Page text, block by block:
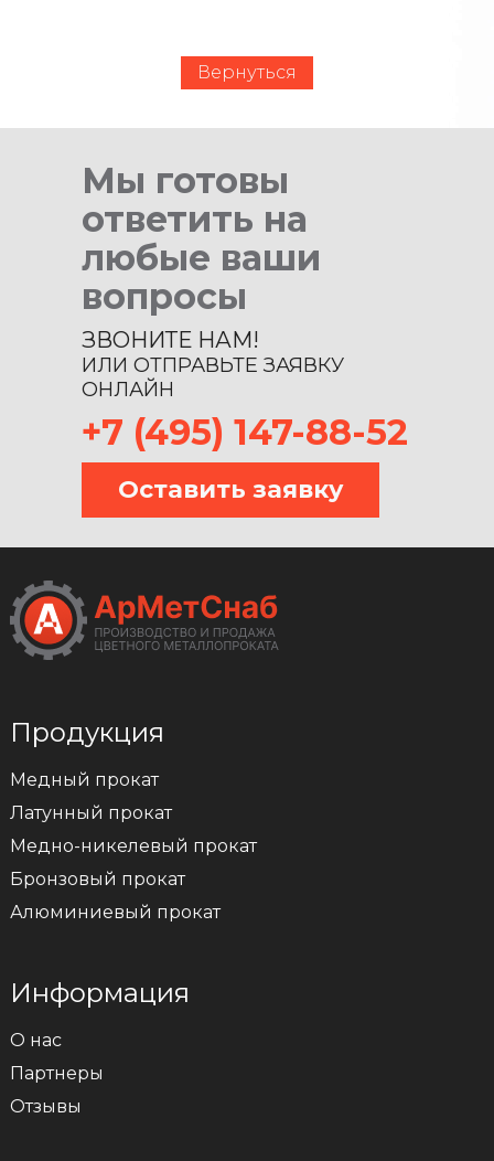
Вернуться
Мы готовы
ответить на
любые ваши
вопросы
ЗВОНИТЕ НАМ!
ИЛИ ОТПРАВЬТЕ ЗАЯВКУ
ОНЛАЙН
+7 (495) 147-88-52
Оставить заявку
Продукция
Медный прокат
Латунный прокат
Медно-никелевый прокат
Бронзовый прокат
Алюминиевый прокат
Информация
О нас
Партнеры
Отзывы